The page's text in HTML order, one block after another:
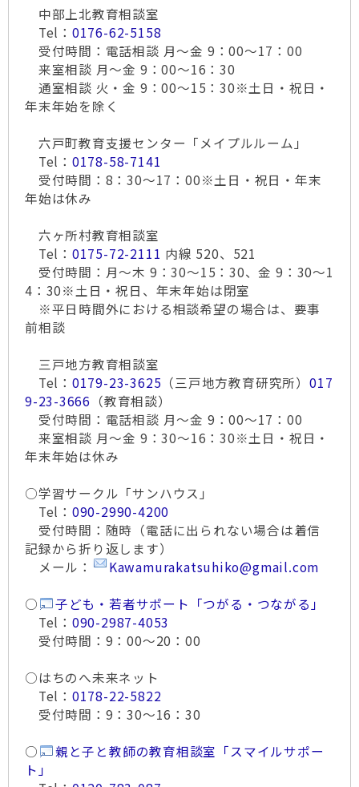
中部上北教育相談室
Tel： 0176-62-5158
受付時間：電話相談 月～金 9：00～17：00
来室相談 月～金 9：00～16：30
通室相談 火・金 9：00～15：30※土日・祝日・
年末年始を除く
六戸町教育支援センター「メイプルルーム」
Tel： 0178-58-7141
受付時間：8：30～17：00※土日・祝日・年末
年始は休み
六ヶ所村教育相談室
Tel： 0175-72-2111 内線 520、521
受付時間：月～木 9：30～15：30、金 9：30～1
4：30※土日・祝日、年末年始は閉室
※平日時間外における相談希望の場合は、要事
前相談
三戸地方教育相談室
Tel： 0179-23-3625 （三戸地方教育研究所） 017
9-23-3666 （教育相談）
受付時間：電話相談 月～金 9：00～17：00
来室相談 月～金 9：30～16：30※土日・祝日・
年末年始は休み
○学習サークル「サンハウス」
Tel： 090-2990-4200
受付時間：随時（電話に出られない場合は着信
記録から折り返します）
メール：
Kawamurakatsuhiko@gmail.com
○
子ども・若者サポート「つがる・つながる」
Tel： 090-2987-4053
受付時間：9：00～20：00
○はちのへ未来ネット
Tel： 0178-22-5822
受付時間：9：30～16：30
○
親と子と教師の教育相談室「スマイルサポー
ト」